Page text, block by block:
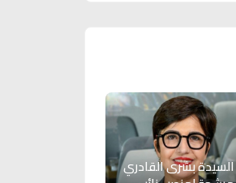
السيدة بشرى القادري